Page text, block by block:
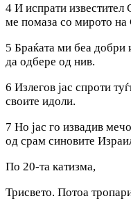
4 И испрати известител
ме помаза co мирото на
5 Браќата ми беа добри
да одбере од нив.
6 Излегов јас спроти
своите идоли.
7 Ho jac го извадив
од срам синовите
По 20-та катизма,
Трисвето. Потоа